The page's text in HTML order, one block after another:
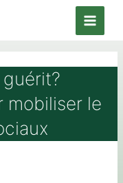
Main
mobiliser le